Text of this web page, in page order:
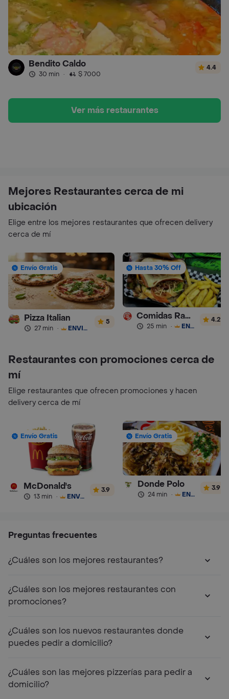
Bendito Caldo
30 min · $ 7000
4.4
Ver más restaurantes
Mejores Restaurantes cerca de mi
ubicación
Elige entre los mejores restaurantes que ofrecen delivery
cerca de mí
Envío Gratis
Pizza Italian
27 min · ENVÍO GRATIS
5
Hasta 30% Off
Comidas Rapidas Las 3B
25 min · ENVÍO GRATIS
4.2
Restaurantes con promociones cerca de
mí
Elige restaurantes que ofrecen promociones y hacen
delivery cerca de mí
Envío Gratis
McDonald's
13 min · ENVÍO GRATIS
3.9
Envío Gratis
Donde Polo
24 min · ENVÍO GRATIS
3.9
Preguntas frecuentes
¿Cuáles son los mejores restaurantes?
¿Cuáles son los mejores restaurantes con
promociones?
¿Cuáles son los nuevos restaurantes donde
puedes pedir a domicilio?
¿Cuáles son las mejores pizzerías para pedir a
domicilio?